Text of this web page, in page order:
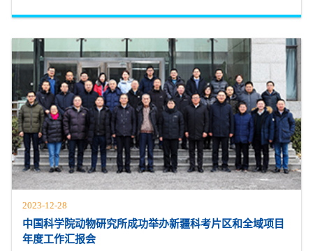
2023-12-28
中国科学院动物研究所成功举办新疆科考片区和全域项目
年度工作汇报会